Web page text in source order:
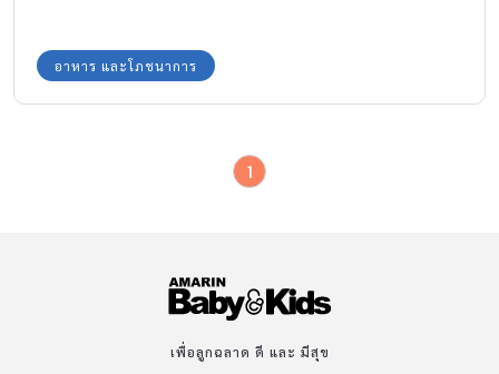
อาหาร และโภชนาการ
1
เพื่อลูกฉลาด ดี และ มีสุข